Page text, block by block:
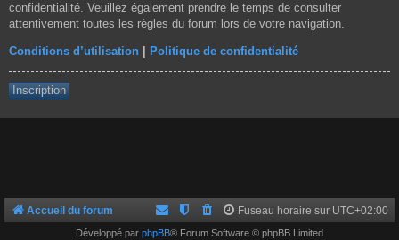
confidentialité. Veuillez également prendre le temps de consulter
attentivement toutes les règles du forum lors de votre navigation.
Conditions d’utilisation Politique de confidentialité
Inscription
Accueil du forum Fuseau horaire sur UTC+02:00
Développé par phpBB® Forum Software © phpBB Limited